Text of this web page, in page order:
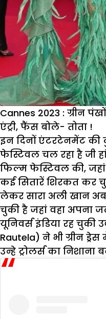
Cannes 2023 : ग्रीन
एंट्री, फैंस बोले- तोता !
इन दिनों एंटरटेनमेंट की
फेस्टिवल चल रहा है जी
फिल्म फेस्टिवल की,
कई सितारें शिरकत कर
लेकर सारा अली खान
चुकी है जहां वहा अपना
यूनिवर्स इंडिया रह चुकी
Rautela) ने भी ग्रीन
उन्हे ट्रोलर्स का निशाना